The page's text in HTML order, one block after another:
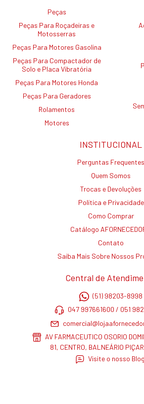
Peças
Peças Para Roçadeiras e
Motosserras
Peças Para Motores Gasolina
Peças Para Compactador de
Solo e Placa Vibratória
Peças Para Motores Honda
Peças Para Geradores
Rolamentos
Motores
INSTITUCIONAL
Perguntas Frequentes
Quem Somos
Trocas e Devoluções
Política e Privacidade
Como Comprar
Catálogo
Contato
Saiba Mais Sobre Nossos
Central de
(51) 98203-8998
047 997661600 / 051
AV FARMACEUTICO OSORIO
81, CENTRO, BALNEÁRIO
Visite o nosso